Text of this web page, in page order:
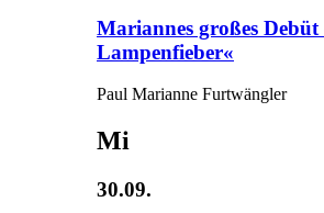
Mariannes großes Debüt
Lampenfieber«
Paul Marianne Furtwängler
Mi
30.09.